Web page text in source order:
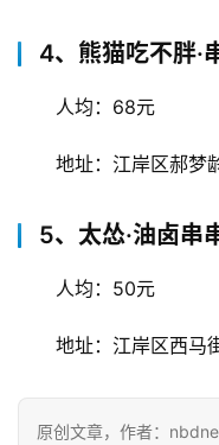
页
办
事
4、熊猫吃不胖·
人均：68元
地址：江岸区郝梦
5、太怂·油卤串
人均：50元
地址：江岸区西马
原创文章，作者：